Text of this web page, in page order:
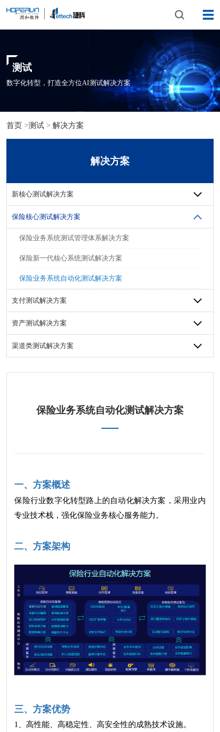
测试
数字化转型，打造全方位AI测试解决方案
首页 >测试 > 解决方案
解决方案
新核心测试解决方案
保险核心测试解决方案
保险业务系统测试管理体系解决方案
保险新一代核心系统测试解决方案
保险业务系统自动化测试解决方案
支付测试解决方案
资产测试解决方案
渠道类测试解决方案
保险业务系统自动化测试解决方案
一、方案概述
保险行业数字化转型路上的自动化解决方案，采用业内
专业技术栈，强化保险业务核心服务能力。
二、方案架构
三、方案优势
1、高性能、高稳定性、高安全性的成熟技术设施。